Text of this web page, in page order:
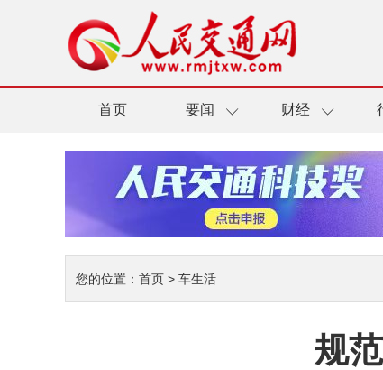
首页 要闻 财经
您的位置： 首页 > 车生活
规